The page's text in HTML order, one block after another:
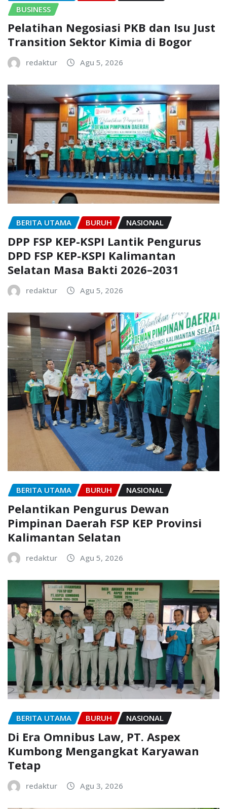
BUSINESS
Pelatihan Negosiasi PKB dan Isu Just
Transition Sektor Kimia di Bogor
redaktur Agu 5, 2026
BERITA UTAMA BURUH NASIONAL
DPP FSP KEP-KSPI Lantik Pengurus
DPD FSP KEP-KSPI Kalimantan
Selatan Masa Bakti 2026–2031
redaktur Agu 5, 2026
BERITA UTAMA BURUH NASIONAL
Pelantikan Pengurus Dewan
Pimpinan Daerah FSP KEP Provinsi
Kalimantan Selatan
redaktur Agu 5, 2026
BERITA UTAMA BURUH NASIONAL
Di Era Omnibus Law, PT. Aspex
Kumbong Mengangkat Karyawan
Tetap
redaktur Agu 3, 2026